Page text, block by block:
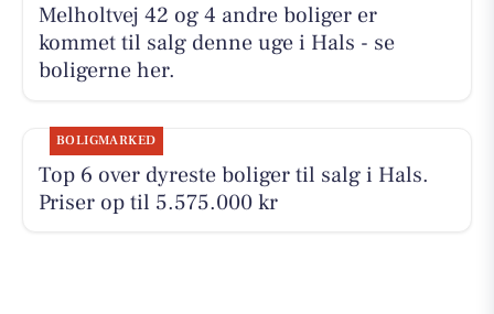
Melholtvej 42 og 4 andre boliger er
kommet til salg denne uge i Hals - se
boligerne her.
BOLIGMARKED
Top 6 over dyreste boliger til salg i Hals.
Priser op til 5.575.000 kr